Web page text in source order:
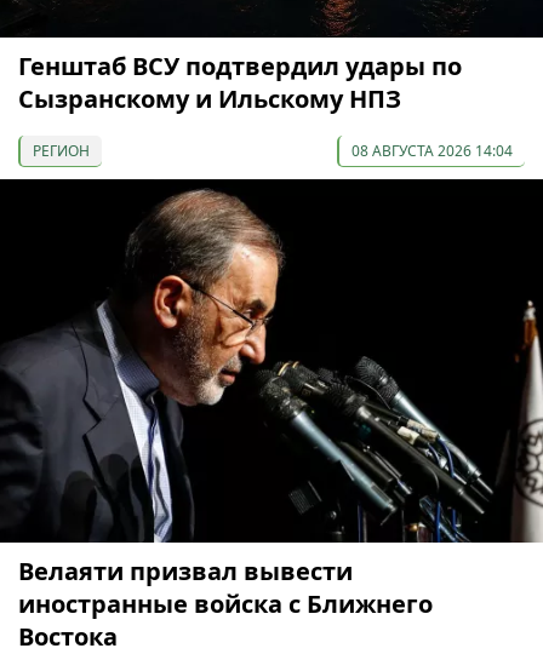
Генштаб ВСУ подтвердил удары по
Сызранскому и Ильскому НПЗ
РЕГИОН 08 АВГУСТА 2026 14:04
Велаяти призвал вывести
иностранные войска с Ближнего
Востока